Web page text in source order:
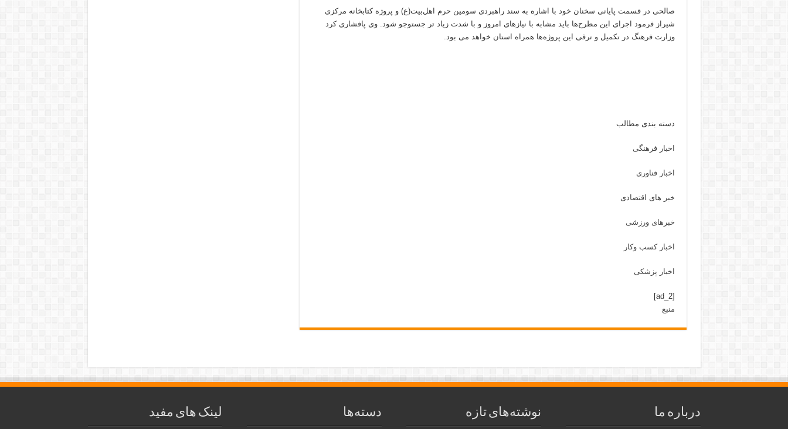
صالحی در قسمت پایانی سخنان خود با اشاره به سند راهبردی سومین حرم اهل‌بیت(ع) و پروژه کتابخانه مرکزی
شیراز فرمود اجرای این مطرح‌ها باید مشابه با نیازهای امروز و با شدت زیاد تر جستوجو شود. وی پافشاری کرد
وزارت فرهنگ در تکمیل و ترقی این پروژه‌ها همراه استان خواهد می بود.
دسته بندی مطالب
اخبار فرهنگی
اخبار فناوری
خبر های اقتصادی
خبرهای ورزشی
اخبار کسب وکار
اخبار پزشکی
[ad_2]
منبع
درباره ما نوشته‌های تازه دسته‌ها لینک های مفید